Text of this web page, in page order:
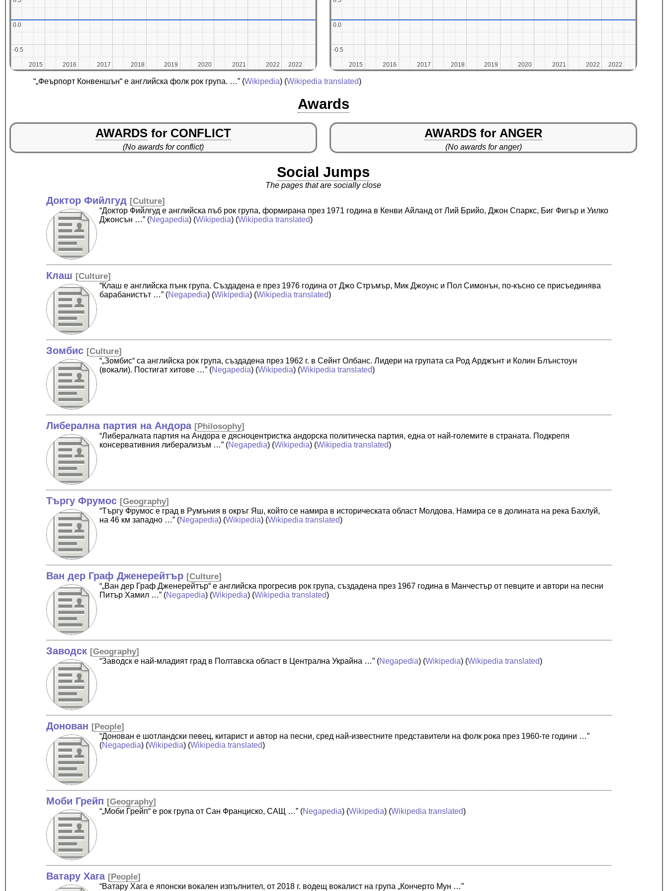
2015
2015 2016
2016 2017
2017 2018
2018 2019
2019 2020
2020 2021
2021 2022
2022 2022
2022
-0.5
-0.5
0.0
0.0
2015
2015 2016
2016 2017
2017 2018
2018 2019
2019 2020
2020 2021
2021 2022
2022 2022
2022
-0.5
-0.5
0.0
0.0
“„Феърпорт Конвеншън“ е английска фолк рок група. …” (Wikipedia) (Wikipedia translated)
Awards
AWARDS for CONFLICT
(No awards for conflict)
AWARDS for ANGER
(No awards for anger)
Social Jumps
The pages that are socially close
Доктор Фийлгуд [Culture]
“Доктор Фийлгуд е английска пъб рок група, формирана през 1971 година в Кенви Айланд от Лий Брийо, Джон Спаркс, Биг Фигър и Уилко
Джонсън …” (Negapedia) (Wikipedia) (Wikipedia translated)
Клаш [Culture]
“Клаш е английска пънк група. Създадена е през 1976 година от Джо Стръмър, Мик Джоунс и Пол Симонън, по-късно се присъединява
барабанистът …” (Negapedia) (Wikipedia) (Wikipedia translated)
Зомбис [Culture]
“„Зомбис“ са английска рок група, създадена през 1962 г. в Сейнт Олбанс. Лидери на групата са Род Арджънт и Колин Блънстоун
(вокали). Постигат хитове …” (Negapedia) (Wikipedia) (Wikipedia translated)
Либерална партия на Андора [Philosophy]
“Либералната партия на Андора е дясноцентристка андорска политическа партия, една от най-големите в страната. Подкрепя
консервативния либерализъм …” (Negapedia) (Wikipedia) (Wikipedia translated)
Търгу Фрумос [Geography]
“Търгу Фрумос е град в Румъния в окръг Яш, който се намира в историческата област Молдова. Намира се в долината на река Бахлуй,
на 46 км западно …” (Negapedia) (Wikipedia) (Wikipedia translated)
Ван дер Граф Дженерейтър [Culture]
“„Ван дер Граф Дженерейтър“ е английска прогресив рок група, създадена през 1967 година в Манчестър от певците и автори на песни
Питър Хамил …” (Negapedia) (Wikipedia) (Wikipedia translated)
Заводск [Geography]
“Заводск е най-младият град в Полтавска област в Централна Украйна …” (Negapedia) (Wikipedia) (Wikipedia translated)
Донован [People]
“Донован е шотландски певец, китарист и автор на песни, сред най-известните представители на фолк рока през 1960-те години …”
(Negapedia) (Wikipedia) (Wikipedia translated)
Моби Грейп [Geography]
“„Моби Грейп“ е рок група от Сан Франциско, САЩ …” (Negapedia) (Wikipedia) (Wikipedia translated)
Ватару Хага [People]
“Ватару Хага е японски вокален изпълнител, от 2018 г. водещ вокалист на група „Кончерто Мун …”